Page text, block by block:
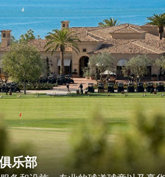
Starline Tours
& Tours